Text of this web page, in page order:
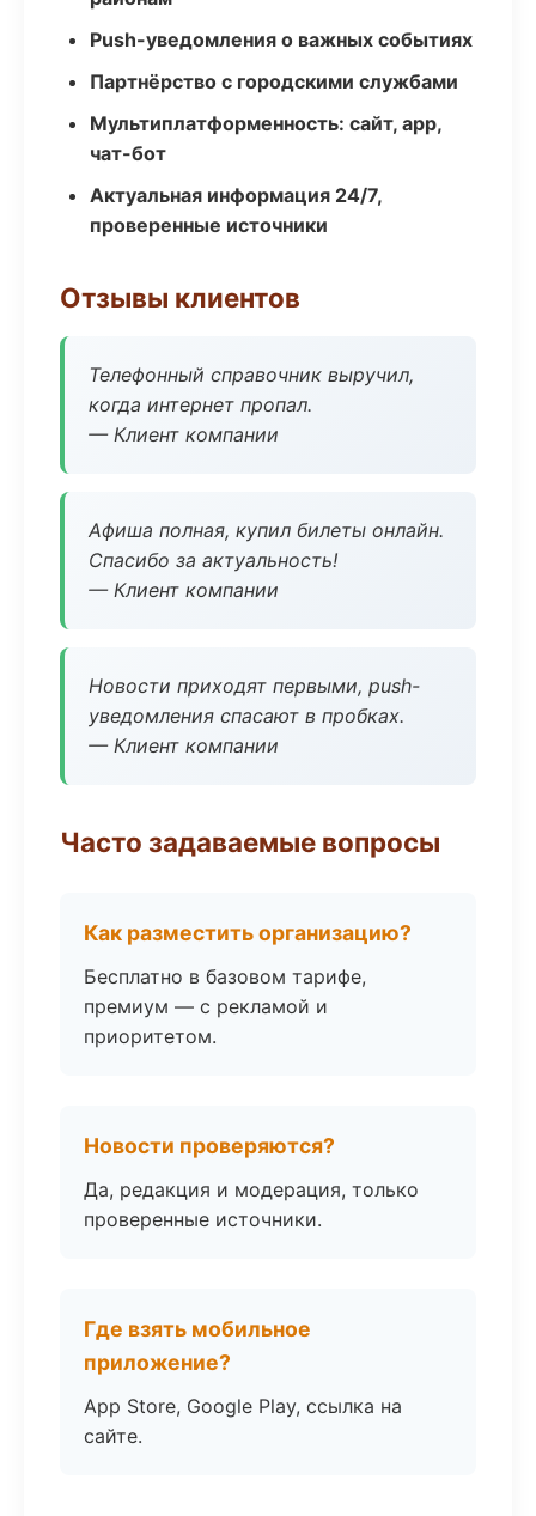
Push-уведомления о важных событиях
Партнёрство с городскими службами
Мультиплатформенность: сайт, app,
чат-бот
Актуальная информация 24/7,
проверенные источники
Отзывы клиентов
Телефонный справочник выручил,
когда интернет пропал.
— Клиент компании
Афиша полная, купил билеты онлайн.
Спасибо за актуальность!
— Клиент компании
Новости приходят первыми, push-
уведомления спасают в пробках.
— Клиент компании
Часто задаваемые вопросы
Как разместить организацию?
Бесплатно в базовом тарифе,
премиум — с рекламой и
приоритетом.
Новости проверяются?
Да, редакция и модерация, только
проверенные источники.
Где взять мобильное
приложение?
App Store, Google Play, ссылка на
сайте.